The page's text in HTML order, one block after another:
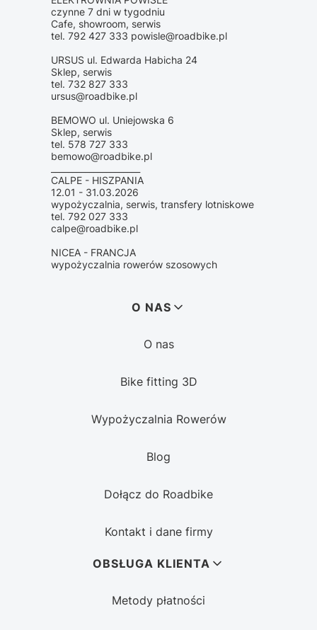
czynne 7 dni w tygodniu
Cafe, showroom, serwis
tel. 792 427 333 powisle@roadbike.pl
URSUS ul. Edwarda Habicha 24
Sklep, serwis
tel. 732 827 333
ursus@roadbike.pl
BEMOWO ul. Uniejowska 6
Sklep, serwis
tel. 578 727 333
bemowo@roadbike.pl
CALPE - HISZPANIA
12.01 - 31.03.2026
wypożyczalnia, serwis, transfery lotniskowe
tel. 792 027 333
calpe@roadbike.pl
NICEA - FRANCJA
wypożyczalnia rowerów szosowych
O NAS
O nas
Bike fitting 3D
Wypożyczalnia Rowerów
Blog
Dołącz do Roadbike
Kontakt i dane firmy
OBSŁUGA KLIENTA
Metody płatności